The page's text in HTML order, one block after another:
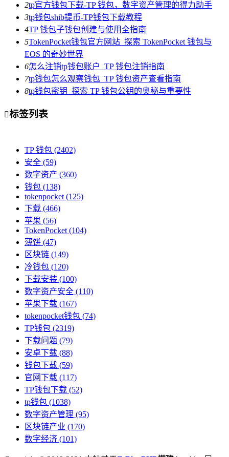
2tp官方钱包下载-TP 钱包，数字资产管理的得力助手
3tp钱包shib提币-TP钱包下载教程
4TP 钱包子钱包创建与使用全指南
5TokenPocket钱包官方网站_探索 TokenPocket 钱包与
EOS 的奇妙世界
6怎么注销tp钱包账户_TP 钱包注销指南
7tp钱包怎么观察钱包_TP 钱包资产查看指南
8tp钱包密钥_探索 TP 钱包公钥的奥秘与重要性
标签列表
TP 钱包 (2402)
安全 (59)
数字资产 (360)
钱包 (138)
tokenpocket (125)
下载 (466)
苹果 (56)
TokenPocket (104)
薄饼 (47)
区块链 (149)
冷钱包 (120)
下载安装 (100)
数字资产安全 (110)
苹果下载 (167)
tokenpocket钱包 (74)
TP钱包 (2319)
下载问题 (79)
安卓下载 (88)
钱包下载 (59)
官网下载 (117)
TP钱包下载 (52)
tp钱包 (1038)
数字资产管理 (95)
区块链产业 (170)
数字经济 (101)